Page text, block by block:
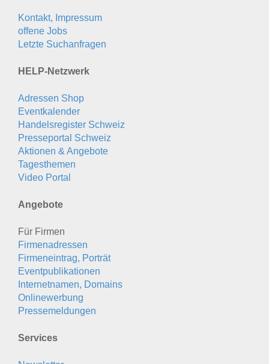
Kontakt, Impressum
offene Jobs
Letzte Suchanfragen
HELP-Netzwerk
Adressen Shop
Eventkalender
Handelsregister Schweiz
Presseportal Schweiz
Aktionen & Angebote
Tagesthemen
Video Portal
Angebote
Für Firmen
Firmenadressen
Firmeneintrag, Porträt
Eventpublikationen
Internetnamen, Domains
Onlinewerbung
Pressemeldungen
Services